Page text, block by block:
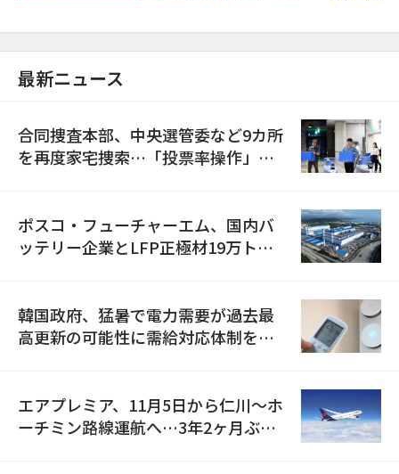
最新ニュース
合同捜査本部、中央選管委など9カ所
を再度家宅捜索…「投票率操作」の
ポスコ・フューチャーエム、国内バ
ッテリー企業とLFP正極材19万トン
韓国政府、猛暑で電力需要が過去最
高更新の可能性に需給対応体制を点
エアプレミア、11月5日から仁川〜ホ
ーチミン路線運航へ…3年2ヶ月ぶり